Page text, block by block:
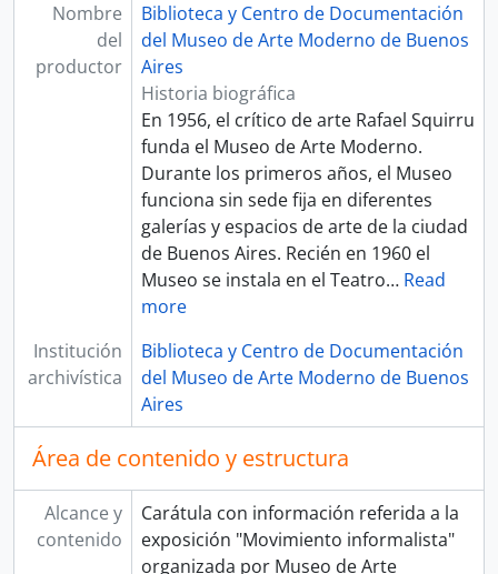
Nombre
del
productor
Biblioteca y Centro de Documentación
del Museo de Arte Moderno de Buenos
Aires
Historia biográfica
En 1956, el crítico de arte Rafael Squirru
funda el Museo de Arte Moderno.
Durante los primeros años, el Museo
funciona sin sede fija en diferentes
galerías y espacios de arte de la ciudad
de Buenos Aires. Recién en 1960 el
Museo se instala en el Teatro… Read
more
Institución
archivística
Biblioteca y Centro de Documentación
del Museo de Arte Moderno de Buenos
Aires
Área de contenido y estructura
Alcance y
contenido
Carátula con información referida a la
exposición "Movimiento informalista"
organizada por Museo de Arte